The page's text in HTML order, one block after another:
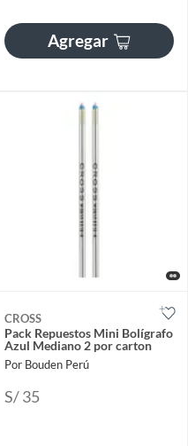
Agregar
CROSS
Pack Repuestos Mini Bolígrafo
Azul Mediano 2 por carton
Por Bouden Perú
S/ 35